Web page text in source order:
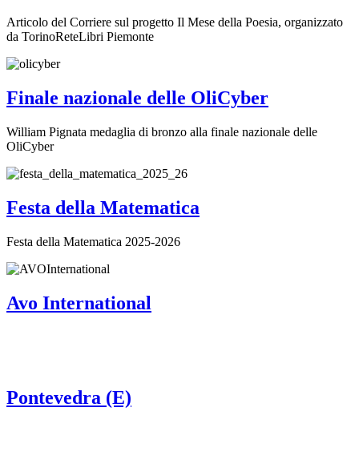
Articolo del Corriere sul progetto Il Mese della Poesia, organizzato
da TorinoReteLibri Piemonte
Finale nazionale delle OliCyber
William Pignata medaglia di bronzo alla finale nazionale delle
OliCyber
Festa della Matematica
Festa della Matematica 2025-2026
Avo International
Pontevedra (E)